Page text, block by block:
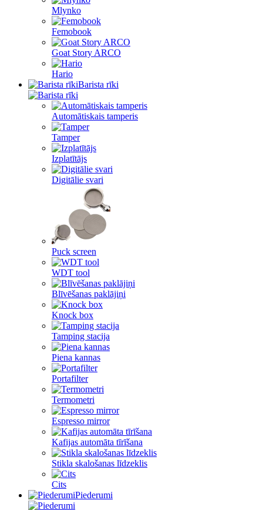
Mlynko
Femobook
Goat Story ARCO
Hario
Barista rīki
Automātiskais tamperis
Tamper
Izplatītājs
Digitālie svari
Puck screen
WDT tool
Blīvēšanas paklājiņi
Knock box
Tamping stacija
Piena kannas
Portafilter
Termometri
Espresso mirror
Kafijas automāta tīrīšana
Stikla skalošanas līdzeklis
Cits
Piederumi